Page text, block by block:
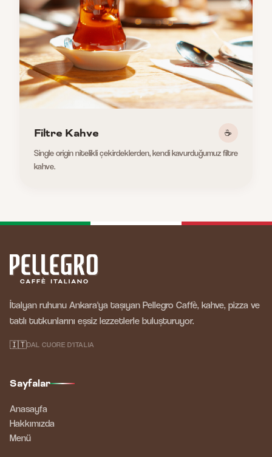
Filtre Kahve
☕
Single origin nitelikli çekirdeklerden, kendi kavurduğumuz filtre
kahve.
İtalyan ruhunu Ankara'ya taşıyan Pellegro Caffè, kahve, pizza ve
tatlı tutkunlarını eşsiz lezzetlerle buluşturuyor.
🇮🇹DAL CUORE D'ITALIA
Sayfalar
Anasayfa
Hakkımızda
Menü